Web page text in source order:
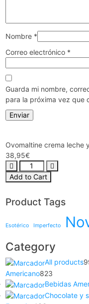
Nombre *
Correo electrónico *
Guarda mi nombre,
para la próxima vez que
Ovomaltine crema leche
38,95€
Add to Cart
Product Tags
Esotérico Imperfecto
Category
All products
Americano823
Bebidas
Chocolate y